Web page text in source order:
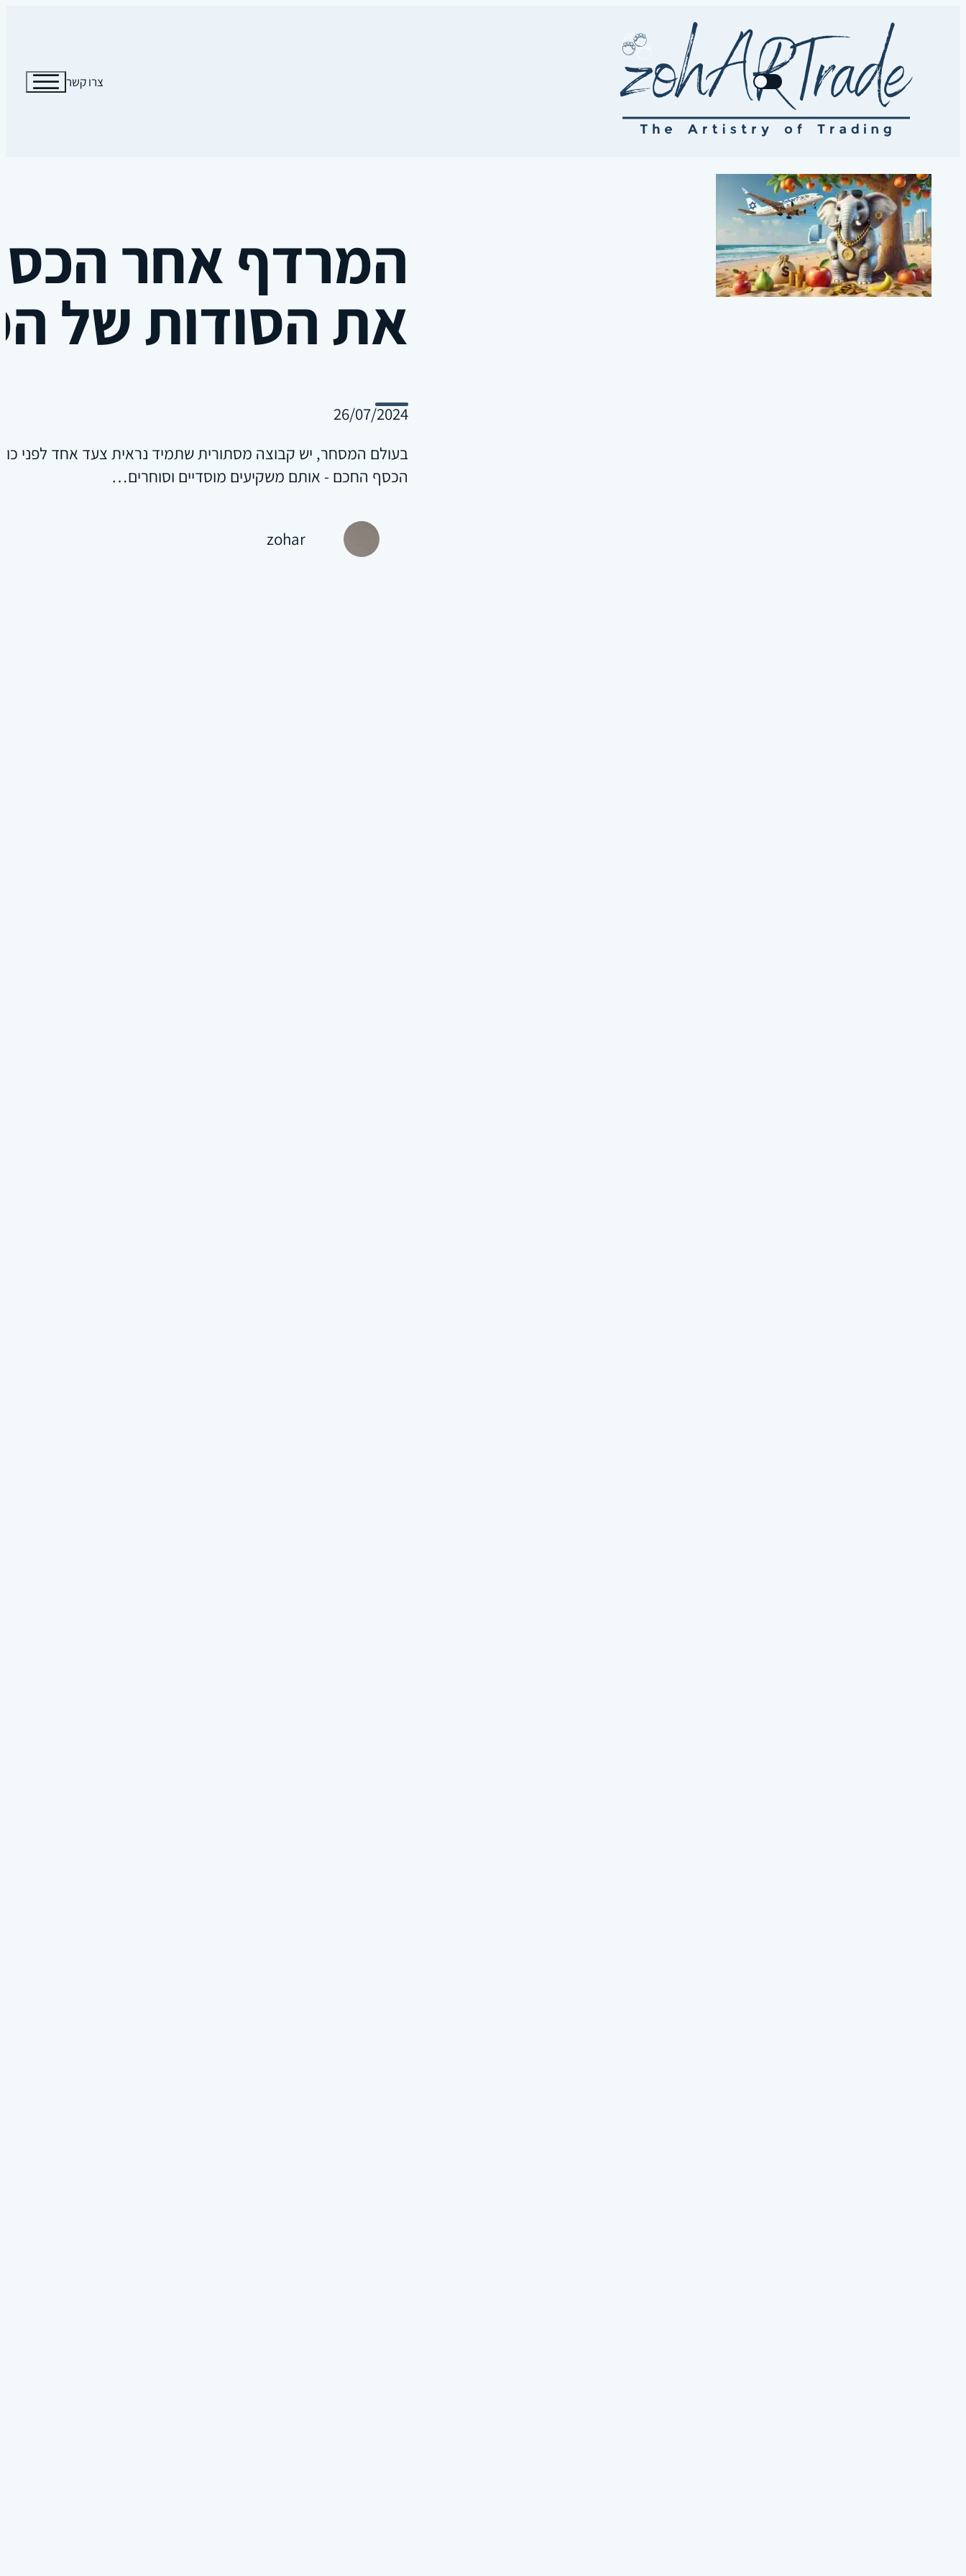
צרו קשר
המרדף אחר
את הסודות של
26/07/2024
בעולם המסחר, יש קבוצה מסתורית שתמיד נראית צעד אחד לפני
הכסף החכם - אותם משקיעים מוסדיים וסוחרים…
zohar